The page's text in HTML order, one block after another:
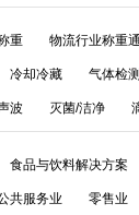
重 物流行业称重
冷却冷藏 气体检测
波 灭菌/洁净
食品与饮料解决方案
共服务业 零售业